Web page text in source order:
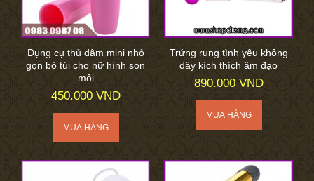
Dụng cụ thủ dâm mini nhỏ
gọn bỏ túi cho nữ hình son
môi
450.000 VND
Trứng rung tình yêu không
dây kích thích âm đạo
890.000 VND